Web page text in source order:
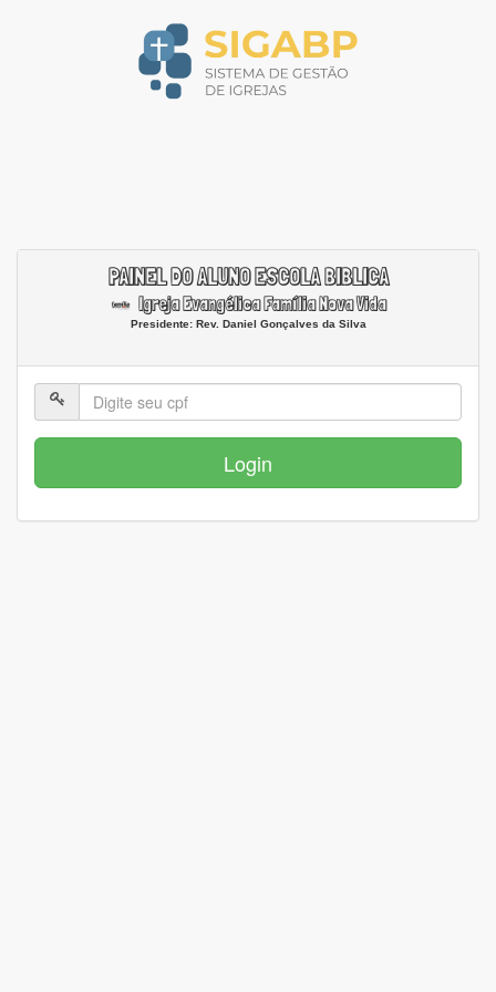
PAINEL DO ALUNO ESCOLA BIBLICA
Igreja Evangélica Família Nova Vida
Presidente: Rev. Daniel Gonçalves da Silva